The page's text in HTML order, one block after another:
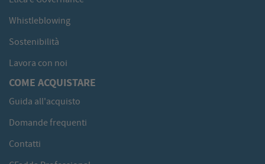
Whistleblowing
Sostenibilità
Lavora con noi
COME ACQUISTARE
Guida all'acquisto
Domande frequenti
Contatti